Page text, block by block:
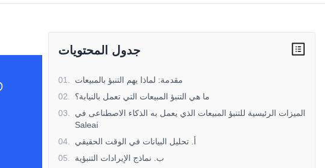
جدول المحتويات
01
مقدمة: لماذا يهم التنبؤ بالمبيعات
02
ما هي التنبؤ المبيعات التي تعمل بالنيابة؟
03
الميزات الرئيسية للتنبؤ المبيعات الذي يعمل به الذكاء الاصطناعى في
Saleai
04
أ. تحليل البيانات في الوقت الحقيقي
05
ب. نماذج الإيرادات التنبؤية